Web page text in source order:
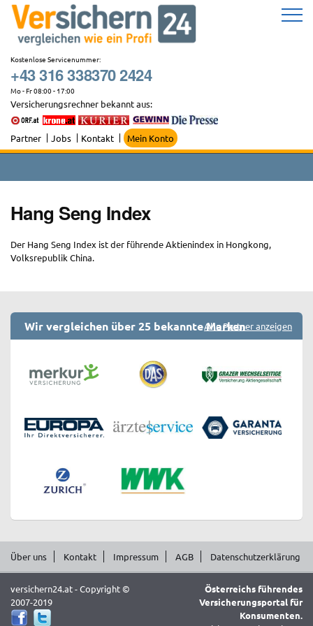
Zum
Inhalt
springen
Kostenlose Servicenummer:
+43 316 338370 2424
Mo - Fr 08:00 - 17:00
Versicherungsrechner bekannt aus:
Partner Jobs Kontakt Mein Konto
Hang Seng Index
Der Hang Seng Index ist der führende Aktienindex in Hongkong,
Volksrepublik China.
Wir vergleichen über 25 bekannte MarkenAlle Partner anzeigen
Über uns Kontakt Impressum AGB Datenschutzerklärung
versichern24.at - Copyright ©
2007-2019
Österreichs führendes
Versicherungsportal für
Konsumenten.